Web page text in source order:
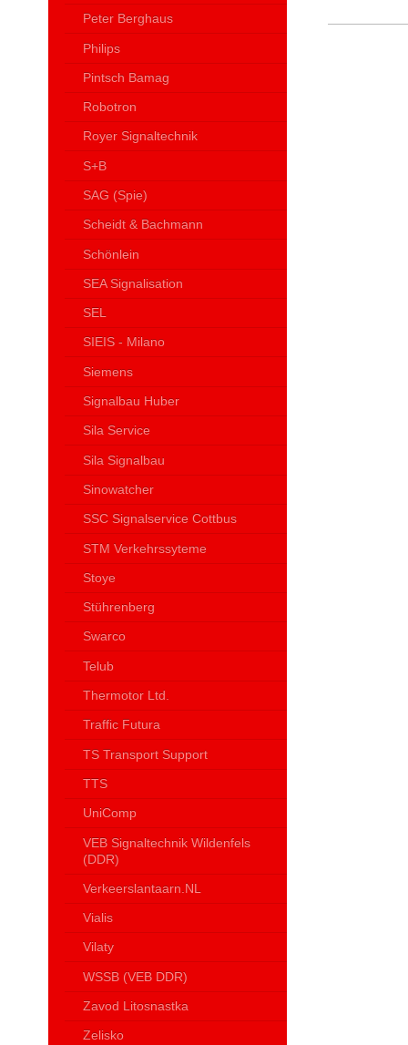
Peter Berghaus
Philips
Pintsch Bamag
Robotron
Royer Signaltechnik
S+B
SAG (Spie)
Scheidt & Bachmann
Schönlein
SEA Signalisation
SEL
SIEIS - Milano
Siemens
Signalbau Huber
Sila Service
Sila Signalbau
Sinowatcher
SSC Signalservice Cottbus
STM Verkehrssyteme
Stoye
Stührenberg
Swarco
Telub
Thermotor Ltd.
Traffic Futura
TS Transport Support
TTS
UniComp
VEB Signaltechnik Wildenfels
(DDR)
Verkeerslantaarn.NL
Vialis
Vilaty
WSSB (VEB DDR)
Zavod Litosnastka
Zelisko